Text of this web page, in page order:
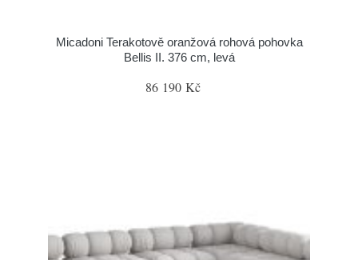
Micadoni Terakotově oranžová rohová pohovka
Bellis II. 376 cm, levá
86 190 Kč